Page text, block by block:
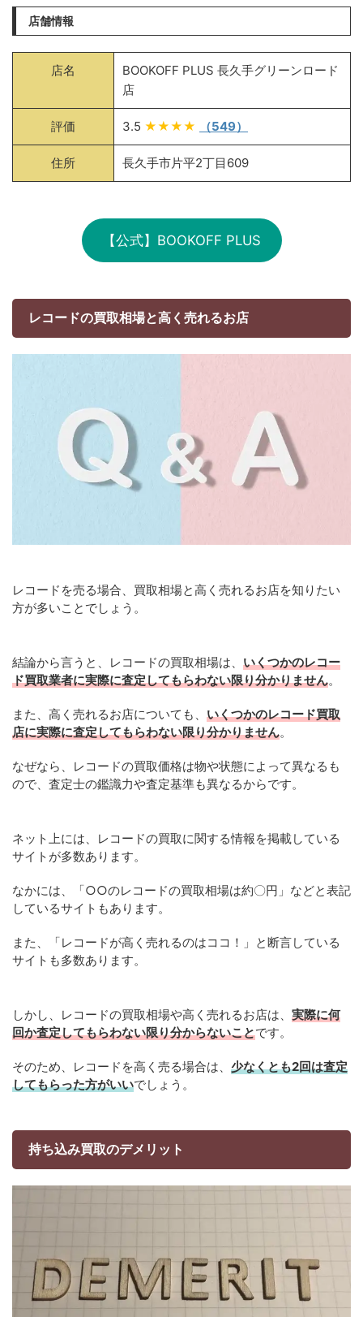
店舗情報
店名
BOOKOFF PLUS 長久手グリーンロード
店
評価 3.5 ★★★★ （549）
住所 長久手市片平2丁目609
【公式】BOOKOFF PLUS
レコードの買取相場と高く売れるお店
レコードを売る場合、買取相場と高く売れるお店を知りたい
方が多いことでしょう。
結論から言うと、レコードの買取相場は、 いくつかのレコー
ド買取業者に実際に査定してもらわない限り分かりません。
また、高く売れるお店についても、 いくつかのレコード買取
店に実際に査定してもらわない限り分かりません。
なぜなら、レコードの買取価格は物や状態によって異なるも
ので、査定士の鑑識力や査定基準も異なるからです。
ネット上には、レコードの買取に関する情報を掲載している
サイトが多数あります。
なかには、「○○のレコードの買取相場は約〇円」などと表記
しているサイトもあります。
また、「レコードが高く売れるのはココ！」と断言している
サイトも多数あります。
しかし、レコードの買取相場や高く売れるお店は、 実際に何
回か査定してもらわない限り分からないことです。
そのため、レコードを高く売る場合は、 少なくとも2回は査定
してもらった方がいいでしょう。
持ち込み買取のデメリット